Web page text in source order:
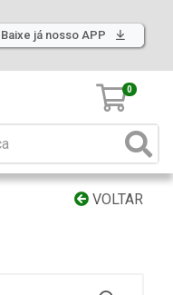
Baixe já nosso APP
0
VOLTAR